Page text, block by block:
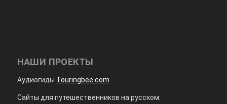
НАШИ ПРОЕКТЫ
Аудиогиды Touringbee.com
Сайты для путешественников на русском: